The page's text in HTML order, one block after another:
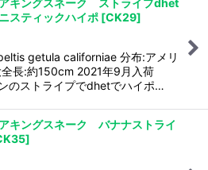
キングスネーク ストライプdhet
スティックハイポ [CK29]
getula californiae 分布:アメリ
全長:約150cm 2021年9月入荷
のストライプでdhetでハイポ…
キングスネーク バナナストライ
]